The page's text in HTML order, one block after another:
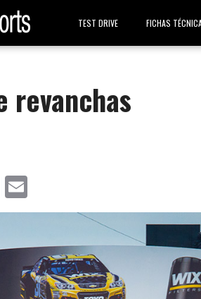
TEST DRIVE FICHAS
revanchas
LinkedIn